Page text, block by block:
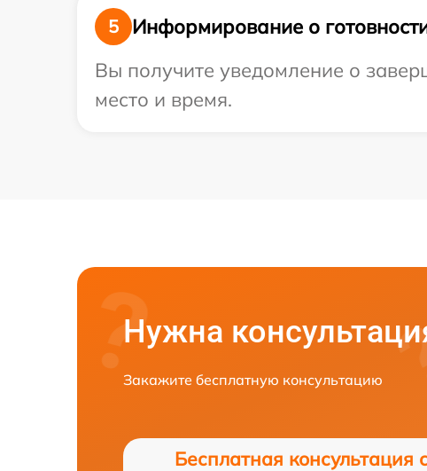
5
Информирование о
Вы получите уведомление о
место и время.
Нужна
Закажите бесплатную консультацию
Бесплатная консультация